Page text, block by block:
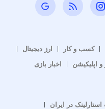
کسب و کار
ارز دیجیتال
و اپلیکیشن اخبار بازی
در ایران